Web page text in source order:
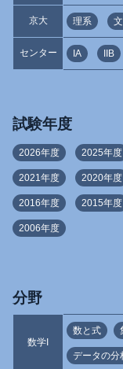
京大 理系
センター IA IIB
試験年度
2026年度 2025年度
2021年度 2020年度
2016年度 2015年度
2006年度
分野
数学I
数と式
データの分